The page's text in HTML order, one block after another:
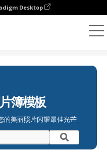
Desktop
簿模板
的美丽照片闪耀最佳光芒